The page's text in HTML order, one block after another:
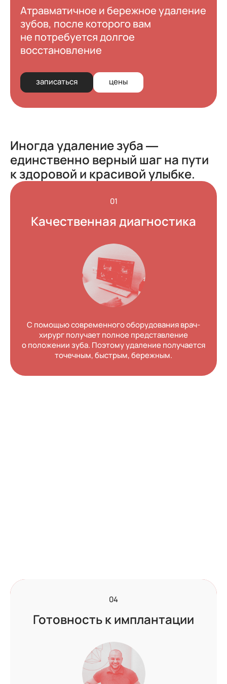
Атравматичное и бережное удаление
зубов, после которого вам
не потребуется долгое
восстановление
записаться цены
Иногда удаление зуба —
единственно верный шаг на пути
к здоровой и красивой улыбке.
01
Качественная диагностика
С помощью современного оборудования врач-
хирург получает полное представление
о положении зуба. Поэтому удаление получается
точечным, быстрым, бережным.
02
Безболезненное удаление
03
Быстрое заживление
04
Готовность к имплантации